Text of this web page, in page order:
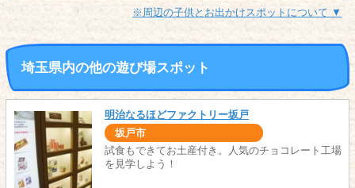
※周辺の子供とお出かけスポットについて ▼
埼玉県内の他の遊び場スポット
明治なるほどファクトリー坂戸
坂戸市
試食もできてお土産付き。人気のチョコレート工場
を見学しよう！